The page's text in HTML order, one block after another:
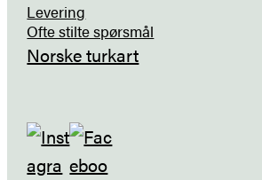
Levering
Ofte stilte spørsmål
Norske turkart